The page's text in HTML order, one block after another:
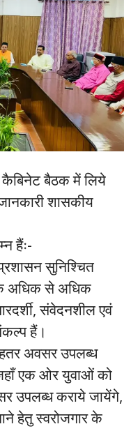
बैठक में लिये
शासकीय
हैंः-
सुनिश्चित
के अधिक से अधिक
संवेदनशील एवं
हैं।
अवसर उपलब्ध
एक ओर युवाओं को
उपलब्ध कराये जायेंगे,
हेतु स्वरोजगार के